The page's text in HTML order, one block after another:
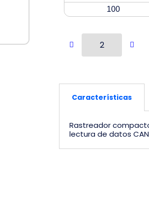
100
Características
Rastreador
lectura de datos